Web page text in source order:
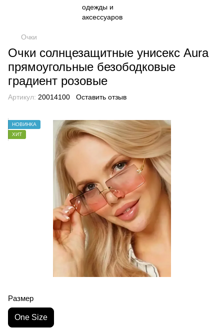
Очки
Очки солнцезащитные унисекс Aura
прямоугольные безободковые
градиент розовые
Артикул: 20014100 Оставить отзыв
НОВИНКА
ХИТ
Размер
One Size